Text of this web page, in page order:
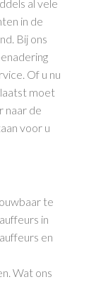
al vele
in de
Bij ons
Of u nu
moet
naar de
voor u
te
in
en
Wat ons